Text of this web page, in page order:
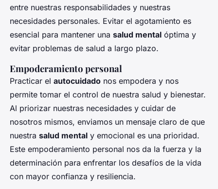
entre nuestras responsabilidades y nuestras
necesidades personales. Evitar el agotamiento es
esencial para mantener una salud mental óptima y
evitar problemas de salud a largo plazo.
Empoderamiento personal
Practicar el autocuidado nos empodera y nos
permite tomar el control de nuestra salud y bienestar.
Al priorizar nuestras necesidades y cuidar de
nosotros mismos, enviamos un mensaje claro de que
nuestra salud mental y emocional es una prioridad.
Este empoderamiento personal nos da la fuerza y la
determinación para enfrentar los desafíos de la vida
con mayor confianza y resiliencia.